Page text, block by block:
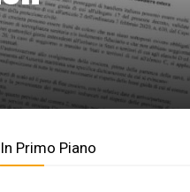
In Primo Piano